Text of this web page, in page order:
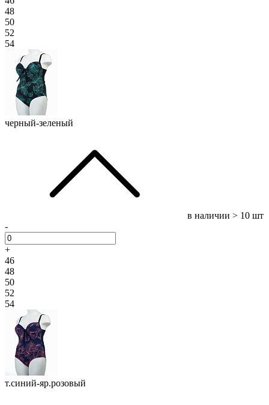
48
50
52
54
черный-зеленый
в наличии > 10 шт
-
+
46
48
50
52
54
т.синий-яр.розовый